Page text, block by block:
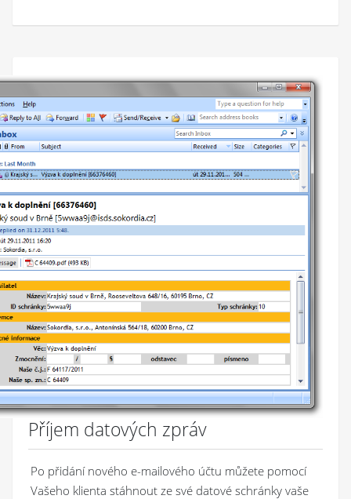
Příjem datových zpráv
Po přidání nového e-mailového účtu můžete pomocí
Vašeho klienta stáhnout ze své datové schránky vaše